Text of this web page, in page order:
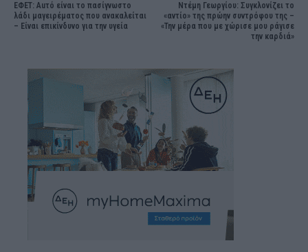
ΕΦΕΤ: Auτό είναι το πασίγνωστο
λάδι μαγειρέματος που ανακαλείται
– Είναι επικίνδυνο για την υγεία
Ντέμη Γεωργίου: Συγκλονίζει το
«αντίο» της πρώην συντρόφου της –
«Την μέρα που με χώρισε μου ράγισε
την καρδιά»